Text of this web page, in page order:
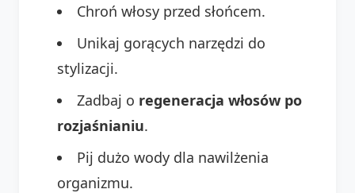
Chroń włosy przed słońcem.
Unikaj gorących narzędzi do
stylizacji.
Zadbaj o regeneracja włosów po
rozjaśnianiu.
Pij dużo wody dla nawilżenia
organizmu.